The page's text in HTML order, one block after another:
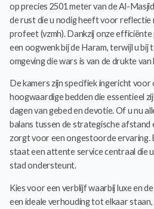
op precies 2501 meter van de Al-
de rust die u nodig heeft voor reflectie
profeet (vzmh). Dankzij onze efficiënte
een oogwenk bij de Haram, terwijl u bij
omgeving die wars is van de drukte
De kamers zijn specifiek ingericht
hoogwaardige bedden die essentieel
dagen van gebed en devotie. Of u nu
balans tussen de strategische
zorgt voor een ongestoorde ervaring.
staat een attente service centraal die
stad ondersteunt.
Kies voor een verblijf waarbij luxe en
een ideale verhouding tot elkaar